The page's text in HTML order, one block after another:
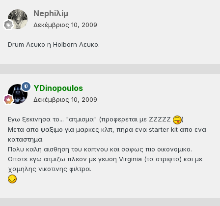
Nephiλiμ
Δεκέμβριος 10, 2009
Drum Λευκο η Holborn Λευκο.
YDinopoulos
Δεκέμβριος 10, 2009
Εγω ξεκινησα το... "ατμισμα" (προφερεται με ΖΖΖΖΖ
)
Μετα απο ψαξιμο για μαρκες κλπ, πηρα ενα starter kit απο ενα
καταστημα.
Πολυ καλη αισθηση του καπνου και σαφως πιο οικονομικο.
Οποτε εγω ατμιζω πλεον με γευση Virginia (τα στριφτα) και με
χαμηλης νικοτινης φιλτρα.